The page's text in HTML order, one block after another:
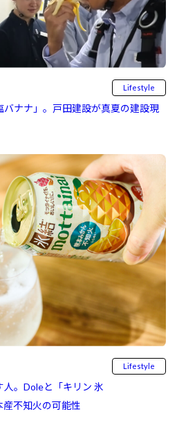
Lifestyle
ナナ」。戸田建設が真夏の建設現
Lifestyle
。Doleと「キリン 氷
不知火の可能性